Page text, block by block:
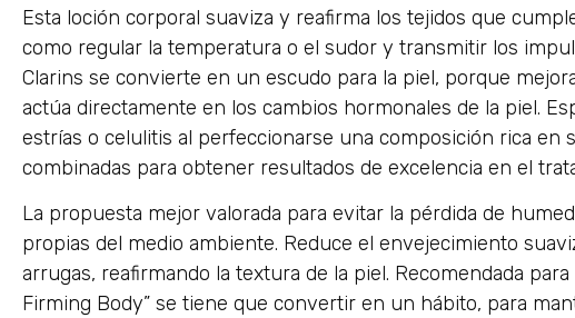
Esta loción corporal suaviza y reafirma los tejidos que
como regular la temperatura o el sudor y transmitir los
Clarins se convierte en un escudo para la piel, porque
actúa directamente en los cambios hormonales de la piel.
estrías o celulitis al perfeccionarse una composición rica en
combinadas para obtener resultados de excelencia en el
La propuesta mejor valorada para evitar la pérdida de
propias del medio ambiente. Reduce el envejecimiento
arrugas, reafirmando la textura de la piel. Recomendada
Firming Body” se tiene que convertir en un hábito, para